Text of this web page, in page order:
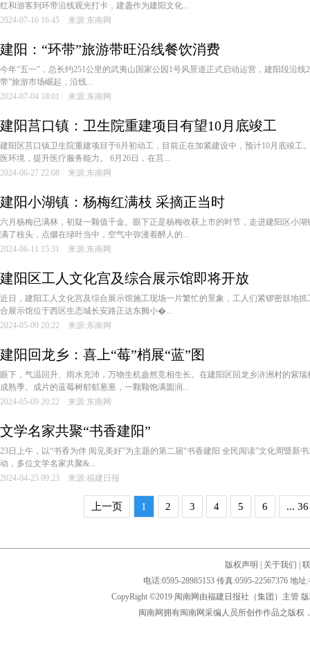
红和游客到环带沿线观光打卡，建盏作为建阳文化...
2024-07-16 16:45 来源:东南网
建阳：“环带”旅游带旺沿线餐饮消费
今年“五一”，总长约251公里的武夷山国家公园1号风景道正式启动运营，建阳段沿
带”旅游市场崛起，沿线...
2024-07-04 18:01 来源:东南网
建阳莒口镇：卫生院重建项目有望10月底竣工
建阳区莒口镇卫生院重建项目于6月初动工，目前正在加紧建设中，预计10月底竣工
医环境，提升医疗服务能力。 6月26日，在莒...
2024-06-27 22:08 来源:东南网
建阳小湖镇：杨梅红满枝 采摘正当时
六月杨梅已满林，初疑一颗值千金。眼下正是杨梅收获上市的时节，走进建阳区小
满了枝头，点缀在绿叶当中，空气中弥漫着醉人的...
2024-06-11 15:31 来源:东南网
建阳区工人文化宫及综合展示馆即将开放
近日，建阳工人文化宫及综合展示馆施工现场一片繁忙的景象，工人们紧锣密鼓地
合展示馆位于西区生态城长安路正达东阙小�...
2024-05-09 20:22 来源:东南网
建阳回龙乡：喜上“莓”梢展“蓝”图
眼下，气温回升、雨水充沛，万物生机盎然竞相生长。在建阳区回龙乡浒洲村的紫
成熟季。成片的蓝莓树郁郁葱葱，一颗颗饱满圆润...
2024-05-09 20:22 来源:东南网
文学名家共聚“书香建阳”
23日上午，以“书香为伴 阅见美好”为主题的第二届“书香建阳 全民阅读”文化周暨新
动，多位文学名家共聚&...
2024-04-25 09:23 来源:福建日报
上一页 1 2 3 4 5 6 ... 36
版权声明 关于我们
电话:0595-28985153 传真:0595-22567376 地
CopyRight ©2019 闽南网由福建日报社（集团）主管
闽南网拥有闽南网采编人员所创作作品之版